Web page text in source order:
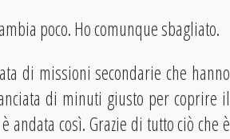
poco. Ho comunque sbagliato.
di missioni secondarie che hanno
di minuti giusto per coprire il
andata così. Grazie di tutto ciò che è